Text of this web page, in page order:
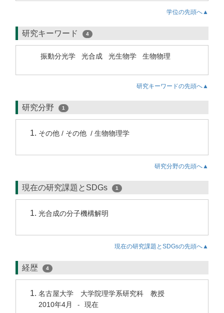
学位の先頭へ▲
研究キーワード 4
振動分光学 光合成 光生物学 生物物理
研究キーワードの先頭へ▲
研究分野 1
その他 / その他 / 生物物理学
研究分野の先頭へ▲
現在の研究課題とSDGs 1
光合成の分子機構解明
現在の研究課題とSDGsの先頭へ▲
経歴 4
名古屋大学 大学院理学系研究科 教授
2010年4月
-
現在